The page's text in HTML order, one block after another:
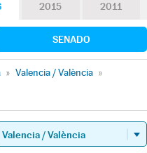
2015 2011
SENADO
» Valencia / València »